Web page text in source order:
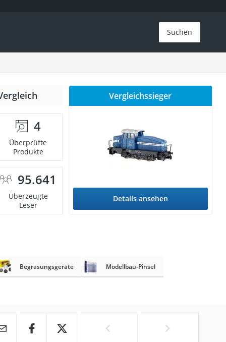
Suchen
4
Überprüfte
Produkte
95.641
Überzeugte
Leser
Vergleichssieger
Details ansehen
Begrasungsgeräte Modellbau-Pinsel